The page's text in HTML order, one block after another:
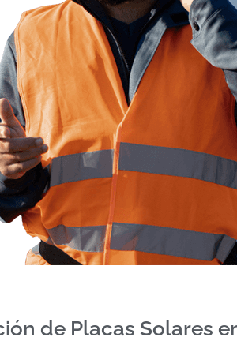
de Placas Solares